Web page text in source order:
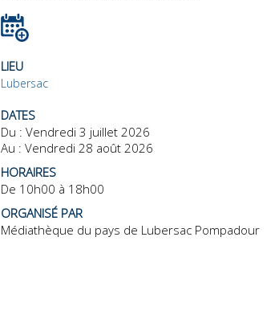
LIEU
Lubersac
DATES
Du : Vendredi 3 juillet 2026
Au : Vendredi 28 août 2026
HORAIRES
De 10h00 à 18h00
ORGANISÉ PAR
Médiathèque du pays de Lubersac Pompadour